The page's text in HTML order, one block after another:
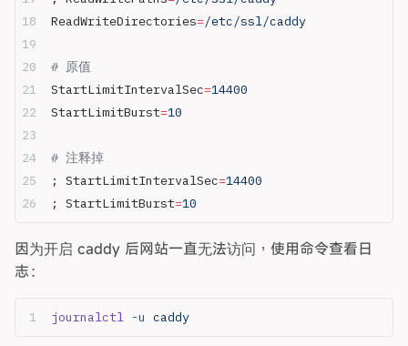
ReadWriteDirectories=/etc/ssl/caddy
# 原值
StartLimitIntervalSec=14400
StartLimitBurst=10
# 注释掉
; StartLimitIntervalSec=14400
; StartLimitBurst=10
因为开启 caddy 后网站一直无法访问，使用命令查看日
志：
journalctl -u caddy